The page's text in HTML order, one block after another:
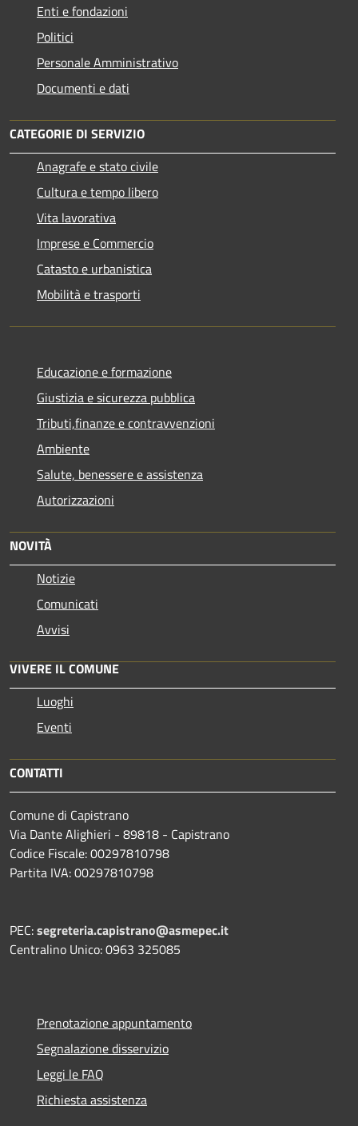
Enti e fondazioni
Politici
Personale Amministrativo
Documenti e dati
CATEGORIE DI SERVIZIO
Anagrafe e stato civile
Cultura e tempo libero
Vita lavorativa
Imprese e Commercio
Catasto e urbanistica
Mobilità e trasporti
Educazione e formazione
Giustizia e sicurezza pubblica
Tributi,finanze e contravvenzioni
Ambiente
Salute, benessere e assistenza
Autorizzazioni
NOVITÀ
Notizie
Comunicati
Avvisi
VIVERE IL COMUNE
Luoghi
Eventi
CONTATTI
Comune di Capistrano
Via Dante Alighieri - 89818 - Capistrano
Codice Fiscale: 00297810798
Partita IVA: 00297810798
PEC:segreteria.capistrano@asmepec.it
Centralino Unico: 0963 325085
Prenotazione appuntamento
Segnalazione disservizio
Leggi le FAQ
Richiesta assistenza